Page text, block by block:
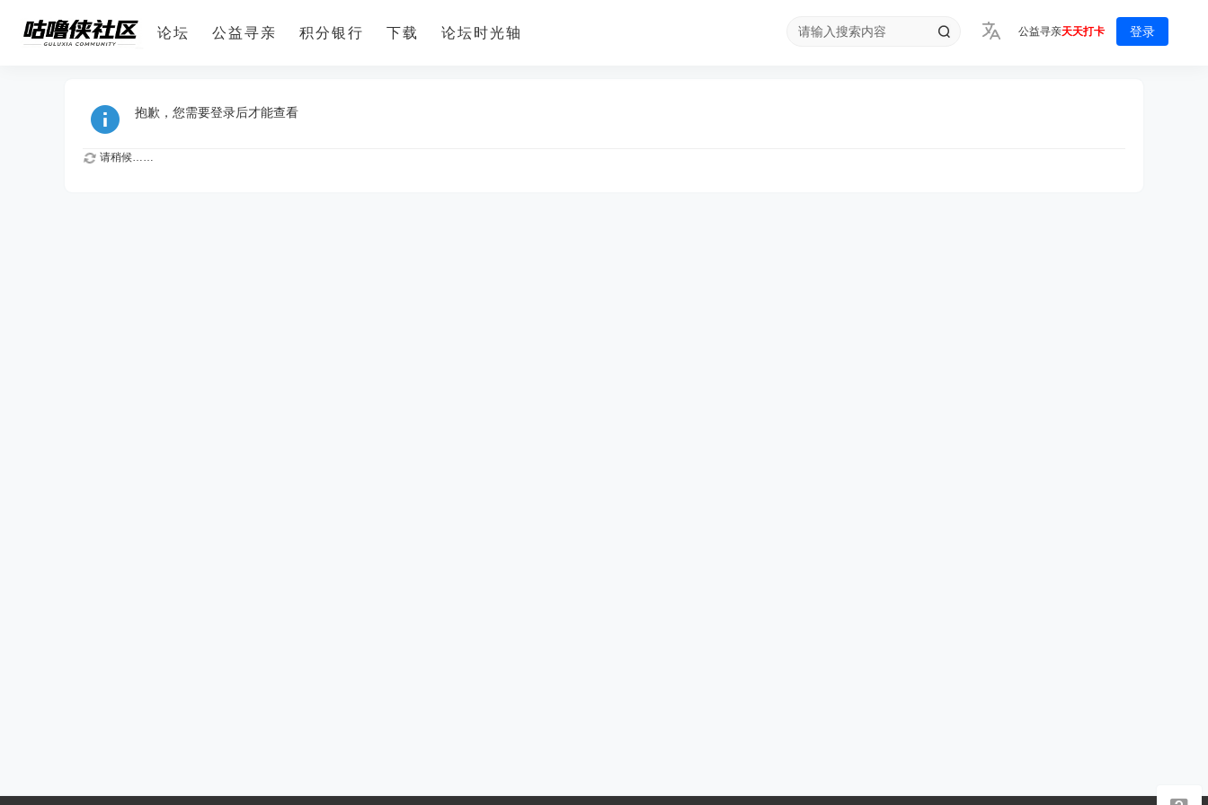
论坛 公益寻亲 积分银行 下载 论坛时光轴 公益寻亲天天打卡 登录
抱歉，您需要登录后才能查看
请稍候……